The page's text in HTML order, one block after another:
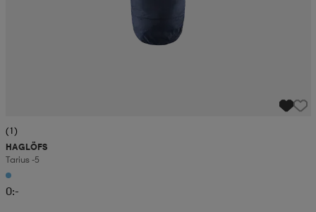
(1)
HAGLÖFS
Tarius -5
0:-